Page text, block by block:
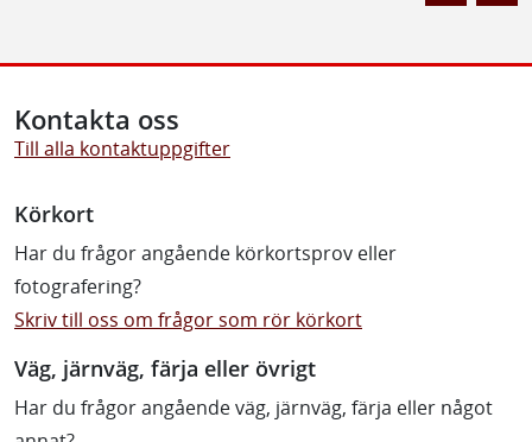
Kontakta oss
Till alla kontaktuppgifter
Körkort
Har du frågor angående körkortsprov eller
fotografering?
Skriv till oss om frågor som rör körkort
Väg, järnväg, färja eller övrigt
Har du frågor angående väg, järnväg, färja eller något